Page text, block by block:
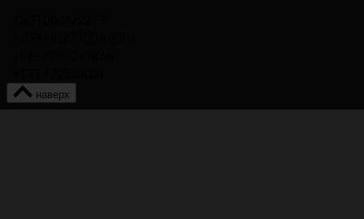
наверх